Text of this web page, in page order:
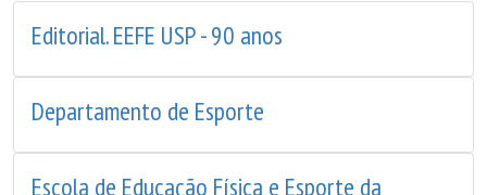
Editorial. EEFE USP - 90 anos
Departamento de Esporte
Escola de Educação Física e Esporte da